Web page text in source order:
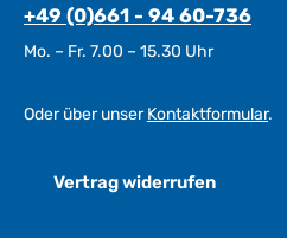
+49 (0)661 - 94 60-736
Mo. – Fr. 7.00 – 15.30 Uhr
Oder über unserKontaktformular.
Vertrag widerrufen